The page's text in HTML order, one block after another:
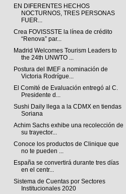
EN DIFERENTES HECHOS
NOCTURNOS, TRES PERSONAS
FUER...
Crea FOVISSSTE la línea de crédito
“Renova” par...
Madrid Welcomes Tourism Leaders to
the 24th UNWTO ...
Postura del IMEF a nominación de
Victoria Rodrígue...
El Comité de Evaluación entregó al C.
Presidente d...
Sushi Daily llega a la CDMX en tiendas
Soriana
Achim Sachs exhibe una recolección de
su trayector...
Conoce los productos de Clinique que
no te pueden ...
España se convertirá durante tres días
en el centr...
Sistema de Cuentas por Sectores
Institucionales 2020